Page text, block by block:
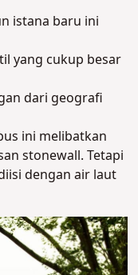
istana baru ini
yang cukup besar
dari geografi
ini melibatkan
stonewall. Tetapi
dengan air laut